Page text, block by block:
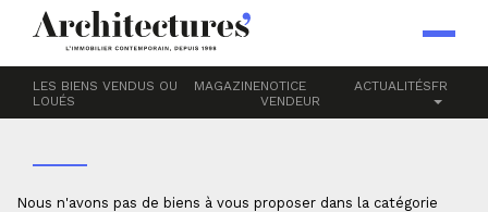
LES BIENS VENDUS OU
LOUÉS
MAGAZINENOTICE
VENDEUR
ACTUALITÉSFR
Accueil Professionnels
PRODUITS SEMI-FINIS
Nous n'avons pas de biens à vous proposer dans la catégorie